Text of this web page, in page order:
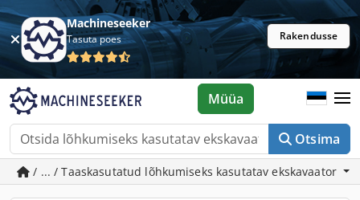
Machineseeker
Tasuta poes Rakendusse
Otsima
Müüa
/ ... / Taaskasutatud lõhkumiseks kasutatav ekskavaator